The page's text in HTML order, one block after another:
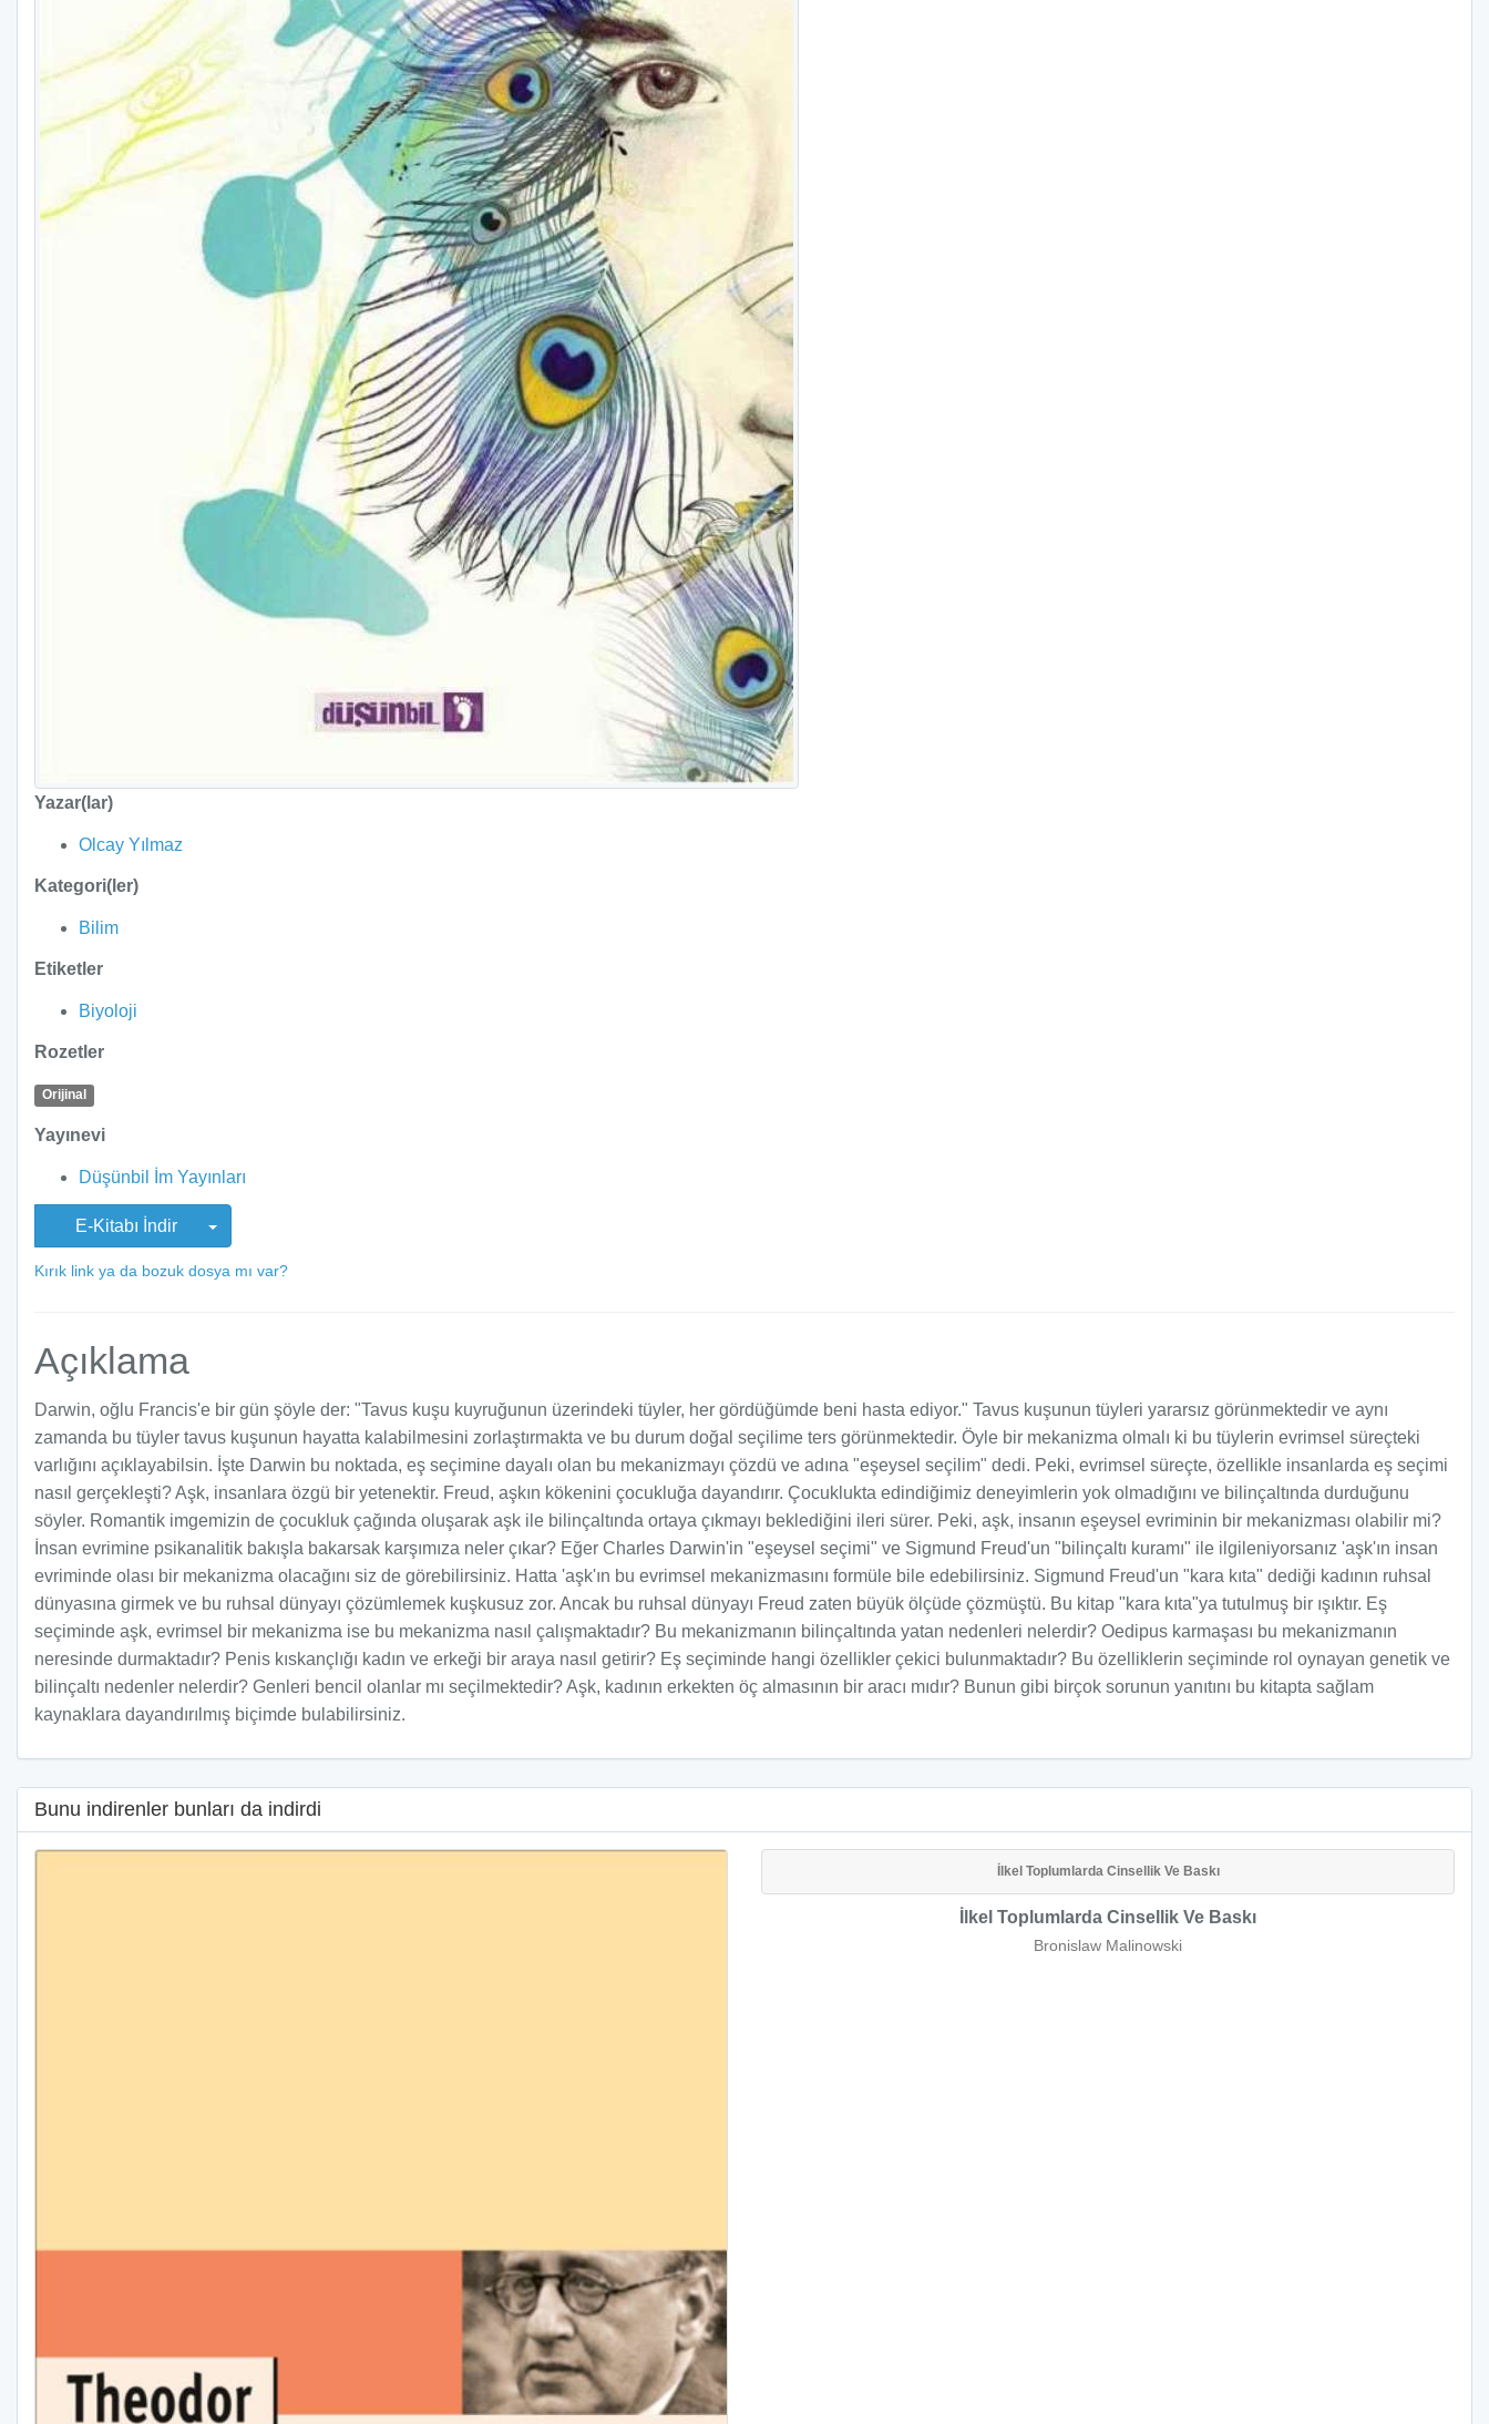
Yazar(lar)
Olcay Yılmaz
Kategori(ler)
Bilim
Etiketler
Biyoloji
Rozetler
Orijinal
Yayınevi
Düşünbil İm Yayınları
E-Kitabı İndir
Kırık link ya da bozuk dosya mı var?
Açıklama
Darwin, oğlu Francis'e bir gün şöyle der: "Tavus kuşu kuyruğunun üzerindeki tüyler, her gördüğümde beni hasta ediyor." Tavus kuşunun tüyleri yararsız görünmektedir ve aynı
zamanda bu tüyler tavus kuşunun hayatta kalabilmesini zorlaştırmakta ve bu durum doğal seçilime ters görünmektedir. Öyle bir mekanizma olmalı ki bu tüylerin evrimsel süreçteki
varlığını açıklayabilsin. İşte Darwin bu noktada, eş seçimine dayalı olan bu mekanizmayı çözdü ve adına "eşeysel seçilim" dedi. Peki, evrimsel süreçte, özellikle insanlarda eş seçimi
nasıl gerçekleşti? Aşk, insanlara özgü bir yetenektir. Freud, aşkın kökenini çocukluğa dayandırır. Çocuklukta edindiğimiz deneyimlerin yok olmadığını ve bilinçaltında durduğunu
söyler. Romantik imgemizin de çocukluk çağında oluşarak aşk ile bilinçaltında ortaya çıkmayı beklediğini ileri sürer. Peki, aşk, insanın eşeysel evriminin bir mekanizması olabilir mi?
İnsan evrimine psikanalitik bakışla bakarsak karşımıza neler çıkar? Eğer Charles Darwin'in "eşeysel seçimi" ve Sigmund Freud'un "bilinçaltı kuramı" ile ilgileniyorsanız 'aşk'ın insan
evriminde olası bir mekanizma olacağını siz de görebilirsiniz. Hatta 'aşk'ın bu evrimsel mekanizmasını formüle bile edebilirsiniz. Sigmund Freud'un "kara kıta" dediği kadının ruhsal
dünyasına girmek ve bu ruhsal dünyayı çözümlemek kuşkusuz zor. Ancak bu ruhsal dünyayı Freud zaten büyük ölçüde çözmüştü. Bu kitap "kara kıta"ya tutulmuş bir ışıktır. Eş
seçiminde aşk, evrimsel bir mekanizma ise bu mekanizma nasıl çalışmaktadır? Bu mekanizmanın bilinçaltında yatan nedenleri nelerdir? Oedipus karmaşası bu mekanizmanın
neresinde durmaktadır? Penis kıskançlığı kadın ve erkeği bir araya nasıl getirir? Eş seçiminde hangi özellikler çekici bulunmaktadır? Bu özelliklerin seçiminde rol oynayan genetik ve
bilinçaltı nedenler nelerdir? Genleri bencil olanlar mı seçilmektedir? Aşk, kadının erkekten öç almasının bir aracı mıdır? Bunun gibi birçok sorunun yanıtını bu kitapta sağlam
kaynaklara dayandırılmış biçimde bulabilirsiniz.
Bunu indirenler bunları da indirdi
İlkel Toplumlarda Cinsellik Ve Baskı
İlkel Toplumlarda Cinsellik Ve Baskı
Bronislaw Malinowski